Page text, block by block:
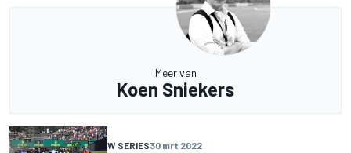
Meer van
Koen Sniekers
W SERIES30 mrt 2022